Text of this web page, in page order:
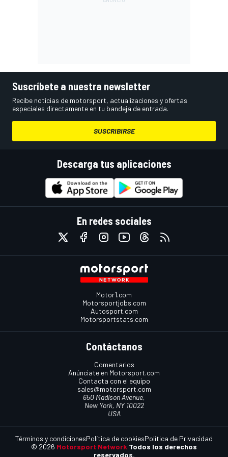
Suscríbete a nuestra newsletter
Recibe noticias de motorsport, actualizaciones y ofertas
especiales directamente en tu bandeja de entrada.
SUSCRIBIRSE
Descarga tus aplicaciones
En redes sociales
Motor1.com
Motorsportjobs.com
Autosport.com
Motorsportstats.com
Contáctanos
Comentarios
Anúnciate en Motorsport.com
Contacta con el equipo
sales@motorsport.com
650 Madison Avenue,
New York, NY 10022
USA
© 2026 Motorsport Network Todos los derechos
reservados.
Términos y condicionesPolítica de cookiesPolítica de Privacidad